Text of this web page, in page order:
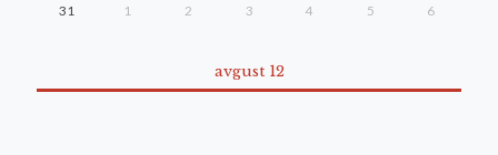
31 1 2 3 4 5 6
avgust 12